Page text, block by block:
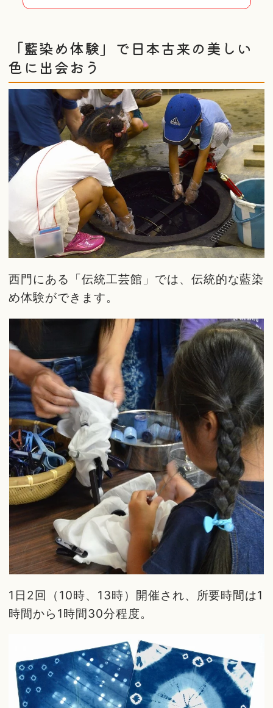
「藍染め体験」で日本古来の美しい
色に出会おう
西門にある「伝統工芸館」では、伝統的な藍染
め体験ができます。
1日2回（10時、13時）開催され、所要時間は1
時間から1時間30分程度。